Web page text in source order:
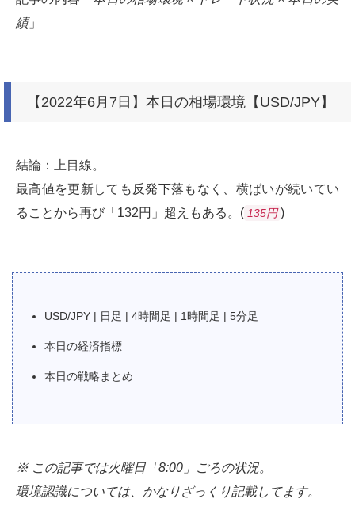
績」
【2022年6月7日】本日の相場環境【USD/JPY】
結論：上目線。
最高値を更新しても反発下落もなく、横ばいが続いてい
ることから再び「132円」超えもある。( 135円 )
USD/JPY | 日足 | 4時間足 | 1時間足 | 5分足
本日の経済指標
本日の戦略まとめ
※ この記事では火曜日「8:00」ごろの状況。
環境認識については、かなりざっくり記載してます。